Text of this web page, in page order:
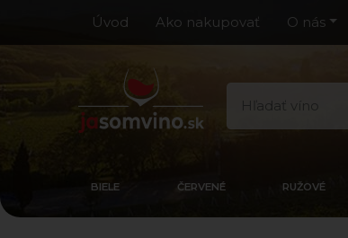
Úvod Ako nakupovať O nás
BIELE ČERVENÉ RUŽOVÉ